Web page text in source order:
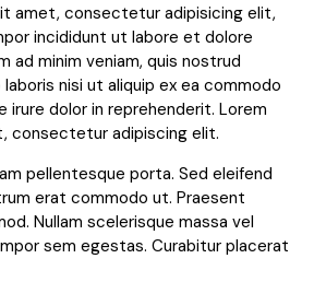
amet, consectetur adipisicing elit,
incididunt ut labore et dolore
ad minim veniam, quis nostrud
nisi ut aliquip ex ea commodo
irure dolor in reprehenderit. Lorem
consectetur adipiscing elit.
pellentesque porta. Sed eleifend
erat commodo ut. Praesent
Nullam scelerisque massa vel
sem egestas. Curabitur placerat